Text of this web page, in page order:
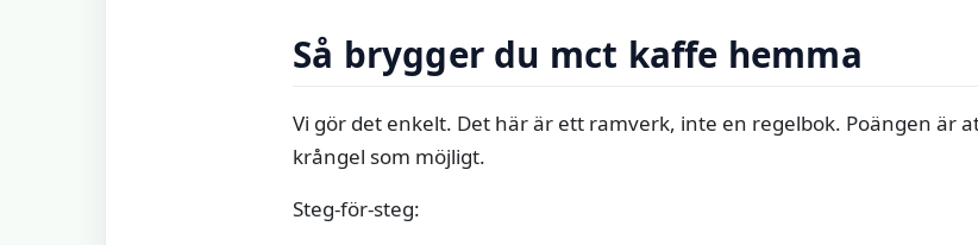
Så brygger du mct kaffe hemma
Vi gör det enkelt. Det här är ett ramverk, inte en regelbok. Poängen är
krångel som möjligt.
Steg-för-steg: